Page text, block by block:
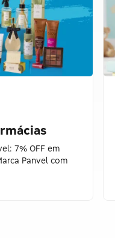
7% OFF em
Panvel com